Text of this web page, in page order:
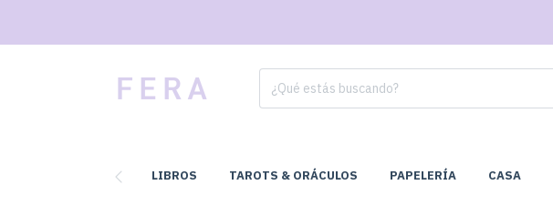
LIBROS TAROTS & ORÁCULOS PAPELERÍA CASA